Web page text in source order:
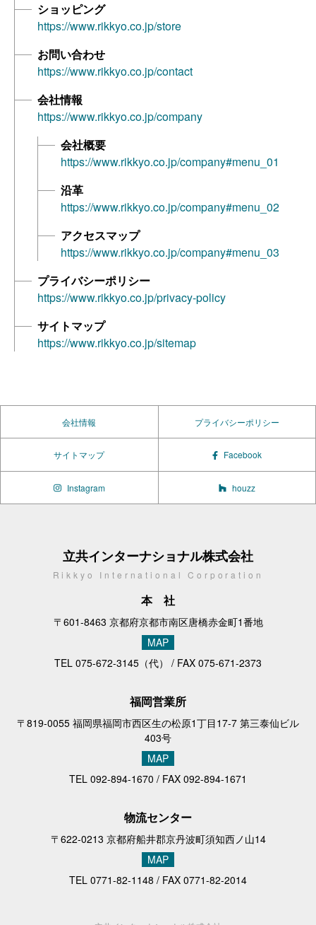
ショッピング
https://www.rikkyo.co.jp/store
お問い合わせ
https://www.rikkyo.co.jp/contact
会社情報
https://www.rikkyo.co.jp/company
会社概要
https://www.rikkyo.co.jp/company#menu_01
沿革
https://www.rikkyo.co.jp/company#menu_02
アクセスマップ
https://www.rikkyo.co.jp/company#menu_03
プライバシーポリシー
https://www.rikkyo.co.jp/privacy-policy
サイトマップ
https://www.rikkyo.co.jp/sitemap
会社情報 プライバシーポリシー
サイトマップ Facebook
Instagram houzz
立共インターナショナル株式会社
Rikkyo International Corporation
本社
〒601-8463 京都府京都市南区唐橋赤金町1番地
MAP
TEL 075-672-3145 （代） / FAX 075-671-2373
福岡営業所
〒819-0055 福岡県福岡市西区生の松原1丁目17-7 第三泰仙ビル
403号
MAP
TEL 092-894-1670 / FAX 092-894-1671
物流センター
〒622-0213 京都府船井郡京丹波町須知西ノ山14
MAP
TEL 0771-82-1148 / FAX 0771-82-2014